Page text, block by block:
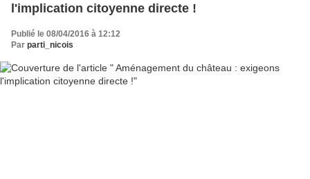
l'implication citoyenne directe !
Publié le 08/04/2016 à 12:12
Par parti_nicois